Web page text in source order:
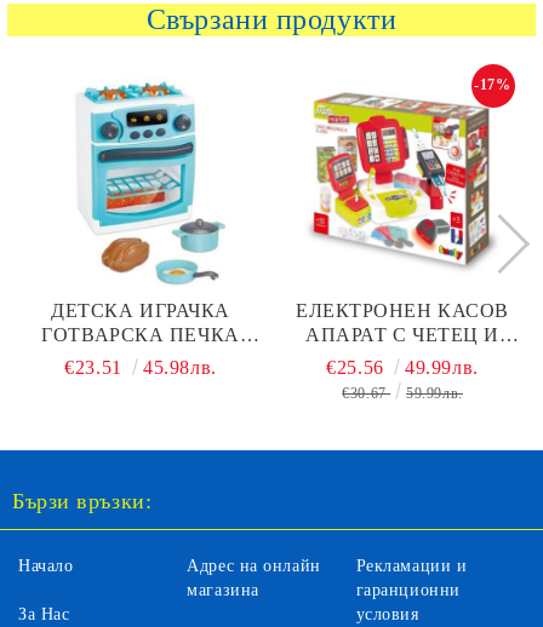
Свързани продукти
ДЕТСКА ИГРАЧКА
ГОТВАРСКА ПЕЧКА
3253
€23.51 45.98лв.
ЕЛЕКТРОНЕН КАСОВ
АПАРАТ С ЧЕТЕЦ И
КАНТАР SMOBY
7600350111
-17%
€25.56 49.99лв.
€30.67 59.99лв.
Бързи връзки:
Начало
За Нас
Адрес на онлайн
магазина
Рекламации и
гаранционни
условия